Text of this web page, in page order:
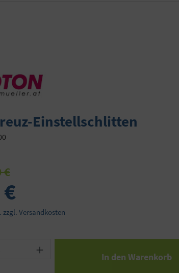
Einstellschlitten
€
zzgl. Versandkosten
Gib den gewünschten Wert
In den Warenkorb